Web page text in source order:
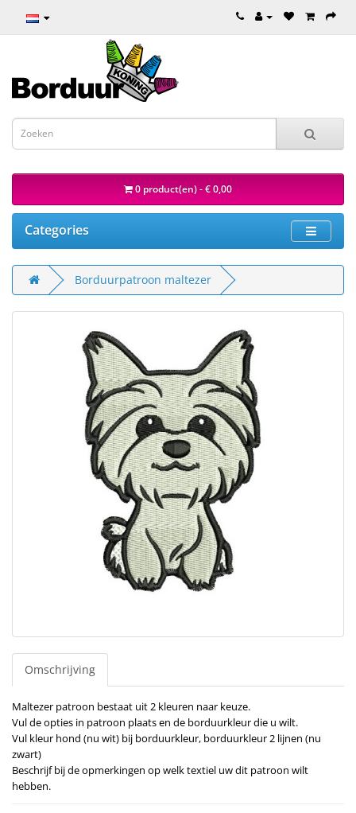
0 product(en) - € 0,00
Categories
Borduurpatroon maltezer
Omschrijving
Maltezer patroon bestaat uit 2 kleuren naar keuze.
Vul de opties in patroon plaats en de borduurkleur die u wilt.
Vul kleur hond (nu wit) bij borduurkleur, borduurkleur 2 lijnen (nu
zwart)
Beschrijf bij de opmerkingen op welk textiel uw dit patroon wilt
hebben.